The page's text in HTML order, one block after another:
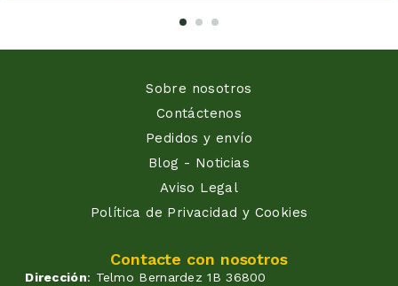
Sobre nosotros
Contáctenos
Pedidos y envío
Blog - Noticias
Aviso Legal
Política de Privacidad y Cookies
Contacte con nosotros
Dirección: Telmo Bernardez 1B 36800